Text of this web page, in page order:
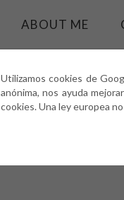
Utilizamos cookies de
anónima, nos ayuda
cookies. Una ley europea
ABOUT ME